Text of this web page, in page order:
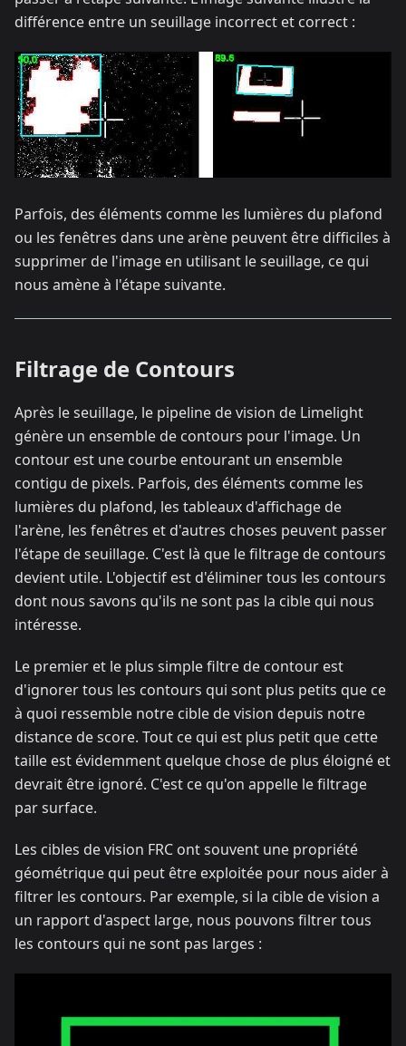
différence entre un seuillage incorrect et correct :
Parfois, des éléments comme les lumières du plafond
ou les fenêtres dans une arène peuvent être difficiles à
supprimer de l'image en utilisant le seuillage, ce qui
nous amène à l'étape suivante.
Filtrage de Contours
Après le seuillage, le pipeline de vision de Limelight
génère un ensemble de contours pour l'image. Un
contour est une courbe entourant un ensemble
contigu de pixels. Parfois, des éléments comme les
lumières du plafond, les tableaux d'affichage de
l'arène, les fenêtres et d'autres choses peuvent passer
l'étape de seuillage. C'est là que le filtrage de contours
devient utile. L'objectif est d'éliminer tous les contours
dont nous savons qu'ils ne sont pas la cible qui nous
intéresse.
Le premier et le plus simple filtre de contour est
d'ignorer tous les contours qui sont plus petits que ce
à quoi ressemble notre cible de vision depuis notre
distance de score. Tout ce qui est plus petit que cette
taille est évidemment quelque chose de plus éloigné et
devrait être ignoré. C'est ce qu'on appelle le filtrage
par surface.
Les cibles de vision FRC ont souvent une propriété
géométrique qui peut être exploitée pour nous aider à
filtrer les contours. Par exemple, si la cible de vision a
un rapport d'aspect large, nous pouvons filtrer tous
les contours qui ne sont pas larges :